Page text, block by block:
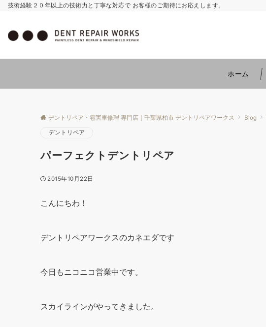
技術経験２０年以上の技術力と丁寧な対応で お客様のご期待にお応えします。
ホーム
デントリペア・雹害車修理 専門店｜千葉県柏市 デントリペアワークス Blog
デントリペア
パーフェクトデントリペア
2015年10月22日
こんにちわ！
デントリペアワークスのカネエダです
今日もニコニコ営業中です。
スカイラインがやってきました。